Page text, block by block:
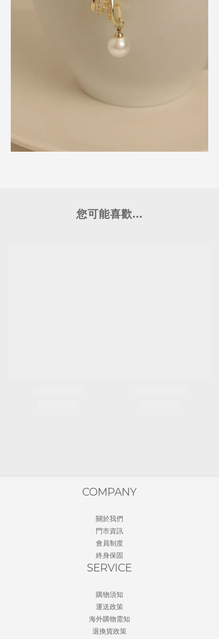
您可能喜歡...
COMPANY
關於我們
門市資訊
會員制度
終身保固
SERVICE
購物須知
運送政策
海外購物需知
退換貨政策